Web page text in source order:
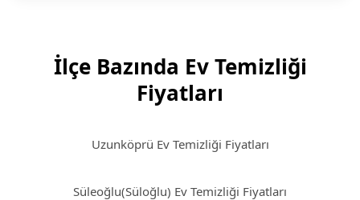
İlçe Bazında Ev Temizliği
Fiyatları
Uzunköprü Ev Temizliği Fiyatları
Süleoğlu(Süloğlu) Ev Temizliği Fiyatları